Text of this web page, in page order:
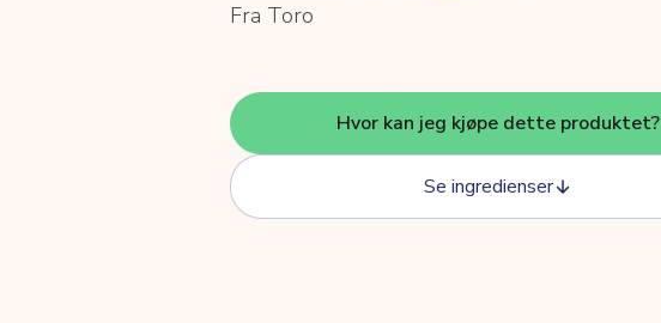
Fra Toro
Hvor kan jeg kjøpe dette produktet?
Se ingredienser